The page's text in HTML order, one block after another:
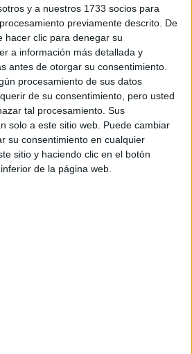
y a nuestros 1733 socios para
previamente descrito. De
hacer clic para denegar su
a información más detallada y
antes de otorgar su consentimiento.
procesamiento de sus datos
de su consentimiento, pero usted
tal procesamiento. Sus
solo a este sitio web. Puede cambiar
su consentimiento en cualquier
sitio y haciendo clic en el botón
de la página web.
Presencial |Granada
en
en Urgencias y
(Universidad Pública)
información ¡GRATIS!
Online |Valencia
en